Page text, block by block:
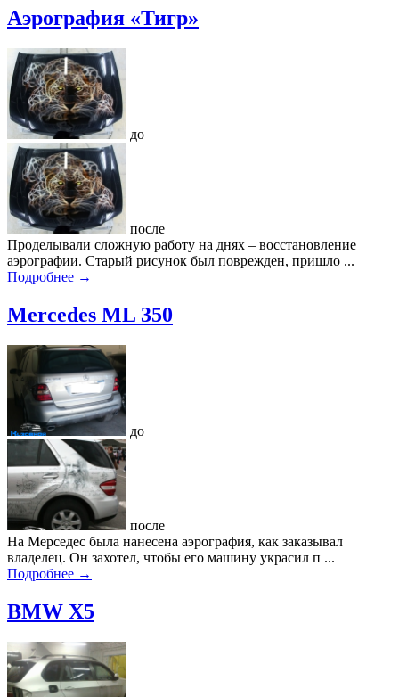
Аэрография «Тигр»
до
после
Проделывали сложную работу на днях – восстановление
аэрографии. Старый рисунок был поврежден, пришло ...
Подробнее →
Merсedes ML 350
до
после
На Мерседес была нанесена аэрография, как заказывал
владелец. Он захотел, чтобы его машину украсил п ...
Подробнее →
BMW X5